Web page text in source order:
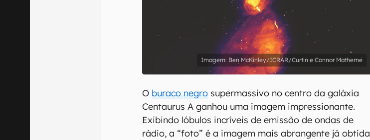
Ben McKinley/ICRAR/Curtin e Connor Matherne
O buraco negro supermassivo no centro da galáxia
Centaurus A ganhou uma imagem impressionante.
Exibindo lóbulos incríveis de emissão de ondas de
rádio, a “foto” é a imagem mais abrangente já obtida